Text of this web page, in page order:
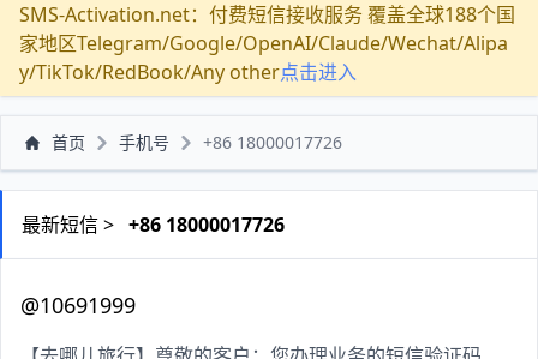
SMS-Activation.net：付费短信接收服务 覆盖全球188个国
家地区Telegram/Google/OpenAI/Claude/Wechat/Alipa
y/TikTok/RedBook/Any other点击进入
首页 手机号 +86 18000017726
最新短信 > +86 18000017726
@10691999